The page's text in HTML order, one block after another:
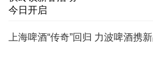
上海啤酒“传奇”回归 力波啤酒携